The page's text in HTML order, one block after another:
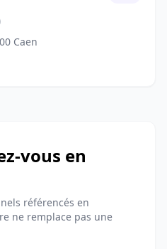
Caen
vous en
référencés en
ne remplace pas une